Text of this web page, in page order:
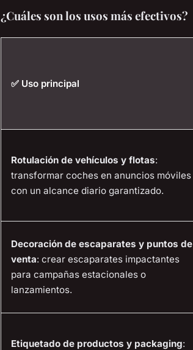
¿Cuáles son los usos más efectivos?
✅ Uso principal
Rotulación de vehículos y flotas:
transformar coches en anuncios móviles
con un alcance diario garantizado.
Decoración de escaparates y puntos de
venta: crear escaparates impactantes
para campañas estacionales o
lanzamientos.
Etiquetado de productos y packaging: